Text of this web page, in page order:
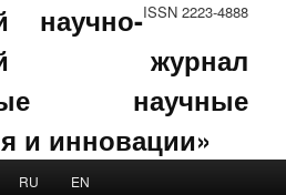
ISSN 2223-4888
научно-
журнал
научные
и инновации»
RU EN